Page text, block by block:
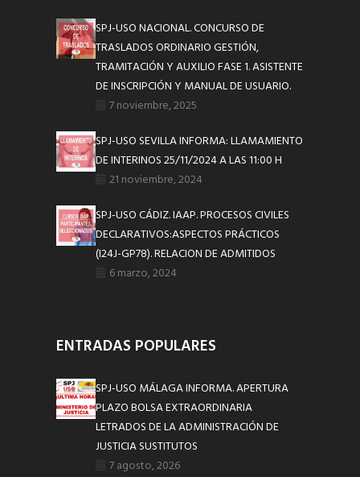
SPJ-USO NACIONAL. CONCURSO DE
TRASLADOS ORDINARIO GESTIÓN,
TRAMITACIÓN Y AUXILIO FASE 1. ASISTENTE
DE INSCRIPCIÓN Y MANUAL DE USUARIO.
7 noviembre, 2025
SPJ-USO SEVILLA INFORMA: LLAMAMIENTO
DE INTERINOS 25/11/2024 A LAS 11:00 H
21 noviembre, 2024
SPJ-USO CÁDIZ. IAAP. PROCESOS CIVILES
DECLARATIVOS:ASPECTOS PRÁCTICOS
(I24J-GP78). RELACION DE ADMITIDOS
6 marzo, 2024
ENTRADAS POPULARES
SPJ-USO MÁLAGA INFORMA. APERTURA
PLAZO BOLSA EXTRAORDINARIA
LETRADOS DE LA ADMINISTRACIÓN DE
JUSTICIA SUSTITUTOS
7 agosto, 2026